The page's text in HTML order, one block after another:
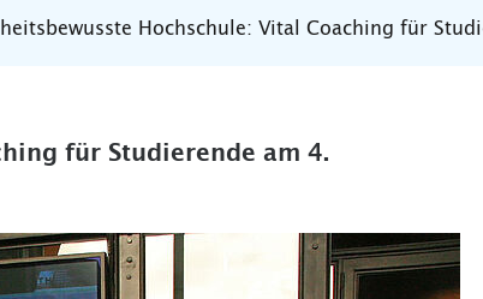
Hochschule: Vital Coaching für
für Studierende am 4.